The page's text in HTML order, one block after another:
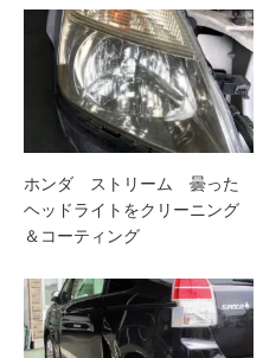
ホンダ ストリーム 曇った
ヘッドライトをクリーニング
＆コーティング